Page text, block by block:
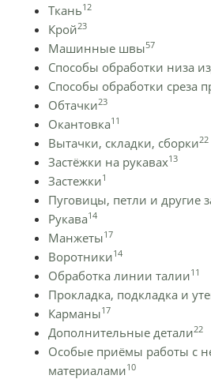
Ткань12
Крой23
Машинные швы57
Способы обработки низа
Способы обработки среза
Обтачки23
Окантовка11
Вытачки, складки, сборки22
Застёжки на рукавах13
Застежки1
Пуговицы, петли и другие
Рукава14
Манжеты17
Воротники14
Обработка линии талии11
Прокладка, подкладка и
Карманы17
Дополнительные детали22
Особые приёмы работы с
материалами10